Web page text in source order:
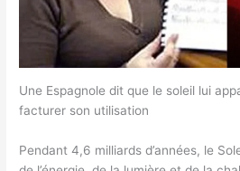
Une Espagnole dit que le soleil lui
facturer son utilisation
Pendant 4,6 milliards d’années, le